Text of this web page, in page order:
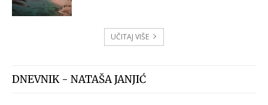
UČITAJ VIŠE
DNEVNIK - NATAŠA JANJIĆ